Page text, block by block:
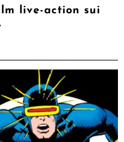
live-action sui